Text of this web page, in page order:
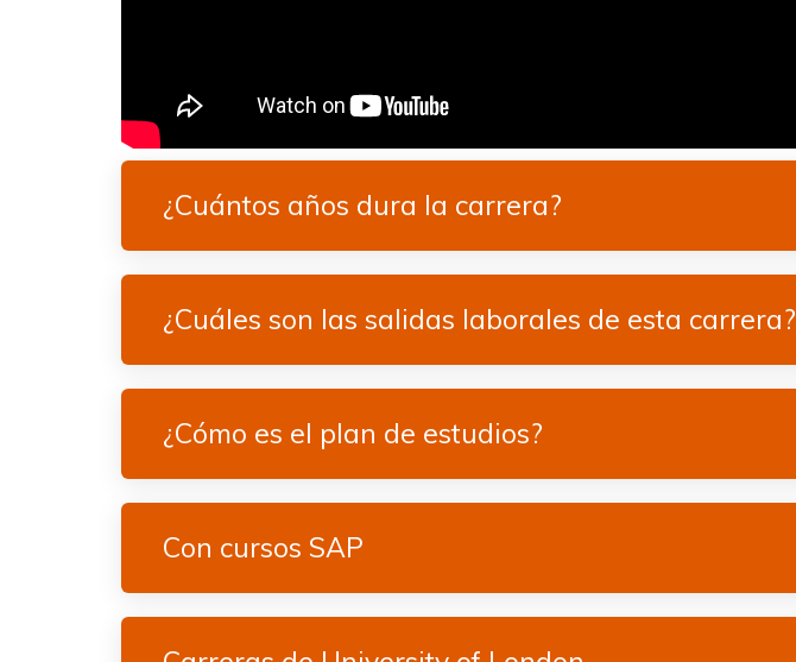
¿Cuántos años dura la carrera?
¿Cuáles son las salidas laborales de esta carrera?
¿Cómo es el plan de estudios?
Con cursos SAP